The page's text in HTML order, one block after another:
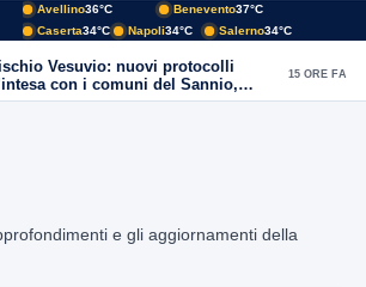
Avellino36°C Benevento37°C
Caserta34°C Napoli34°C Salerno34°C
Vesuvio: nuovi protocolli
con i comuni del Sannio,
il protocollo con Arpaise
15 ORE FA
e gli aggiornamenti della